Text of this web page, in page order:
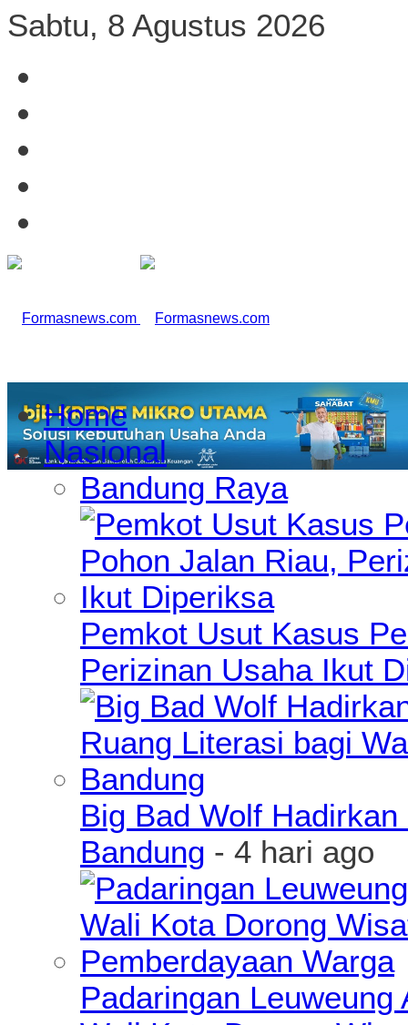
Sabtu, 8 Agustus 2026
Home
Nasional
Bandung Raya
Pemkot Usut Kasus
Perizinan Usaha Ikut
Big Bad Wolf
Bandung - 4 hari ago
Padaringan